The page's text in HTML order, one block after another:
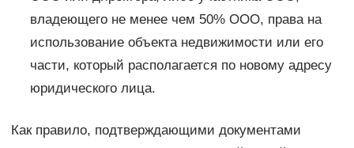
владеющего не менее чем 50% ООО, права на
использование объекта недвижимости или его
части, который располагается по новому адресу
юридического лица.
Как правило, подтверждающими документами